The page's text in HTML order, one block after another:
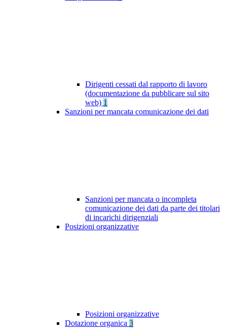
Dirigenti cessati dal rapporto di lavoro
(documentazione da pubblicare sul sito
web) 1
Sanzioni per mancata comunicazione dei dati
Sanzioni per mancata o incompleta
comunicazione dei dati da parte dei titolari
di incarichi dirigenziali
Posizioni organizzative
Posizioni organizzative
Dotazione organica 3